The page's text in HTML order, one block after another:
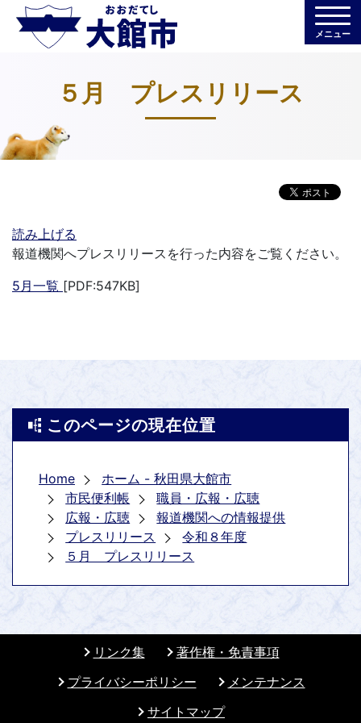
メニュー
５月 プレスリリース
読み上げる
報道機関へプレスリリースを行った内容をご覧ください。
5月一覧 [PDF:547KB]
このページの現在位置
Home
ホーム - 秋田県大館市
市民便利帳
職員・広報・広聴
広報・広聴
報道機関への情報提供
プレスリリース
令和８年度
５月 プレスリリース
リンク集
著作権・免責事項
プライバシーポリシー
メンテナンス
サイトマップ